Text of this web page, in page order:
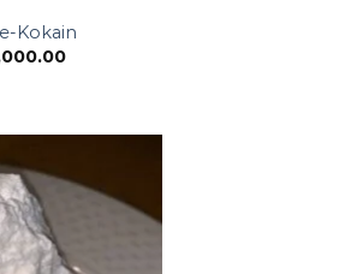
Kokain
Preisspanne: